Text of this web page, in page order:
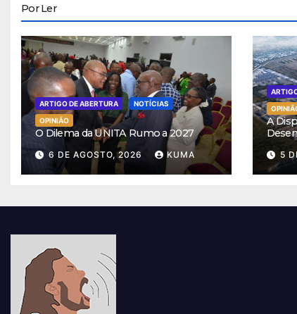
Por Ler
ARTIGO DE ABERTURA
NOTÍCIAS
OPINIÃO
O Dilema da UNITA Rumo a 2027
6 DE AGOSTO, 2026 KUMA
A
5